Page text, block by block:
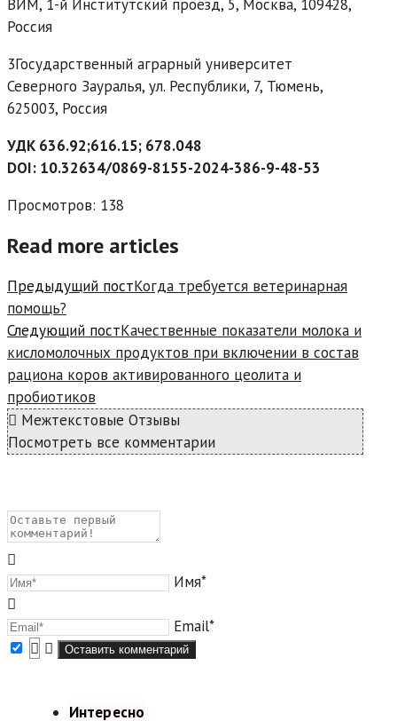
ВИМ, 1-й Институтский проезд, 5, Москва, 109428,
Россия
3Государственный аграрный университет
Северного Зауралья, ул. Республики, 7, Тюмень,
625003, Россия
УДК 636.92;616.15; 678.048
DOI: 10.32634/0869-8155-2024-386-9-48-53
Просмотров: 138
Read more articles
Предыдущий постКогда требуется ветеринарная
помощь?
Следующий постКачественные показатели молока и
кисломолочных продуктов при включении в состав
рациона коров активированного цеолита и
пробиотиков
Межтекстовые Отзывы
Посмотреть все комментарии
Имя*
Email*
Интересно